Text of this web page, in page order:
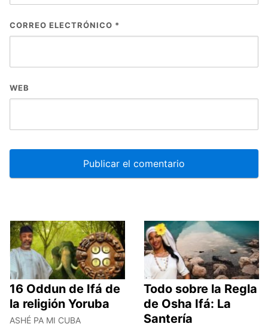
CORREO ELECTRÓNICO *
WEB
16 Oddun de Ifá de
la religión Yoruba
ASHÉ PA MI CUBA
Todo sobre la Regla
de Osha Ifá: La
Santería